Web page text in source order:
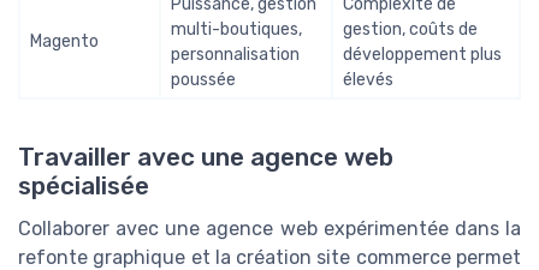
Magento
multi-boutiques,
personnalisation
poussée
gestion, coûts de
développement plus
élevés
Travailler avec une agence web
spécialisée
Collaborer avec une agence web expérimentée dans la
refonte graphique et la création site commerce permet